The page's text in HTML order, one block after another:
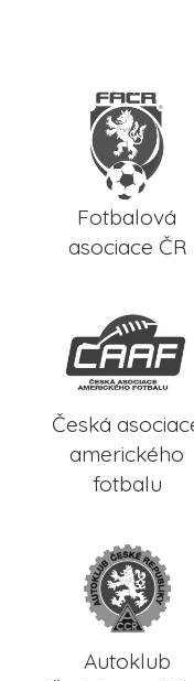
Fotbalová
asociace ČR
Česká
amerického
fotbalu
Autoklub